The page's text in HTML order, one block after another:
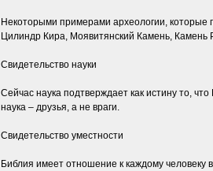
Некоторыми примерами археологии, которые
Цилиндр Кира, Моявитянский Камень, Камень
Свидетельство науки
Сейчас наука подтверждает как истину то,
наука – друзья, а не враги.
Свидетельство уместности
Библия имеет отношение к каждому человеку